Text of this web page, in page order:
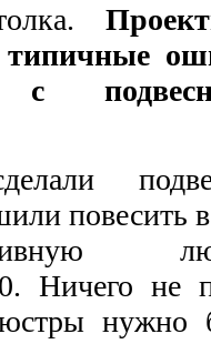
с
повесить
Ничего не
нужно